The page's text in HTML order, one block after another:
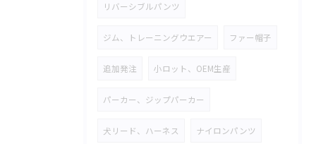
リバーシブルパンツ
ジム、トレーニングウエアー ファー帽子
追加発注 小ロット、OEM生産
パーカー、ジップパーカー
犬リード、ハーネス ナイロンパンツ